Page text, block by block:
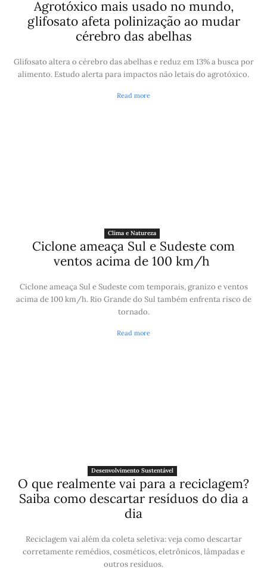
Agrotóxico mais usado no mundo,
glifosato afeta polinização ao mudar
cérebro das abelhas
Glifosato altera o cérebro das abelhas e reduz em 13% a busca por
alimento. Estudo alerta para impactos não letais do agrotóxico.
Read more
Clima e Natureza
Ciclone ameaça Sul e Sudeste com
ventos acima de 100 km/h
Ciclone ameaça Sul e Sudeste com temporais, granizo e ventos
acima de 100 km/h. Rio Grande do Sul também enfrenta risco de
tornado.
Read more
Desenvolvimento Sustentável
O que realmente vai para a reciclagem?
Saiba como descartar resíduos do dia a
dia
Reciclagem vai além da coleta seletiva: veja como descartar
corretamente remédios, cosméticos, eletrônicos, lâmpadas e
outros resíduos.